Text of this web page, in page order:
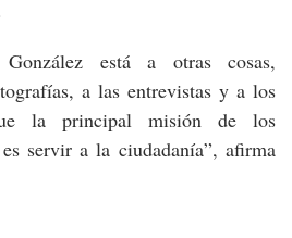
está a otras cosas,
a las entrevistas y a los
la principal misión de los
servir a la ciudadanía”, afirma